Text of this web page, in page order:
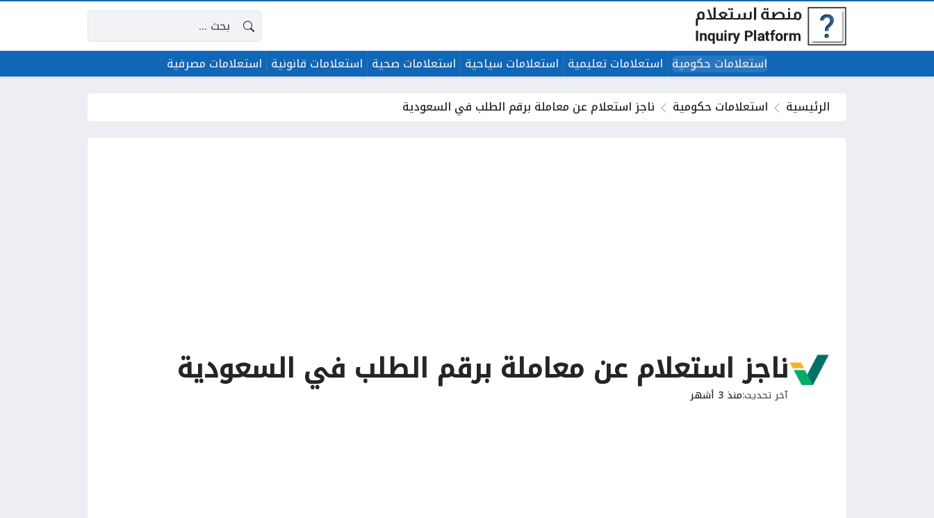
البحث عن:
استعلامات حكومية استعلامات تعليمية استعلامات سياحية استعلامات صحية استعلامات قانونية استعلامات مصرفية
الرئيسية
استعلامات حكومية ناجز استعلام عن معاملة برقم الطلب في السعودية
ناجز استعلام عن معاملة برقم الطلب في السعودية
آخر تحديثمنذ 3 أشهر